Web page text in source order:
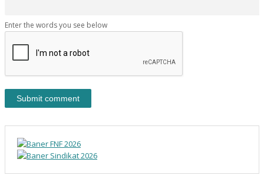
Enter the words you see below